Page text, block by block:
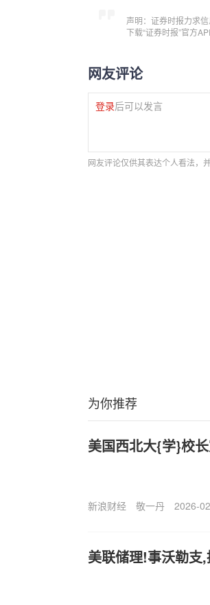
声明：证券时报力求
下载“证券时报”官方
网友评论
登录后可以发言
网友评论仅供其表达个人看法，
为你推荐
美国西北大{学}校
新浪财经 敬一丹 2026-
美联储理!事沃勒支